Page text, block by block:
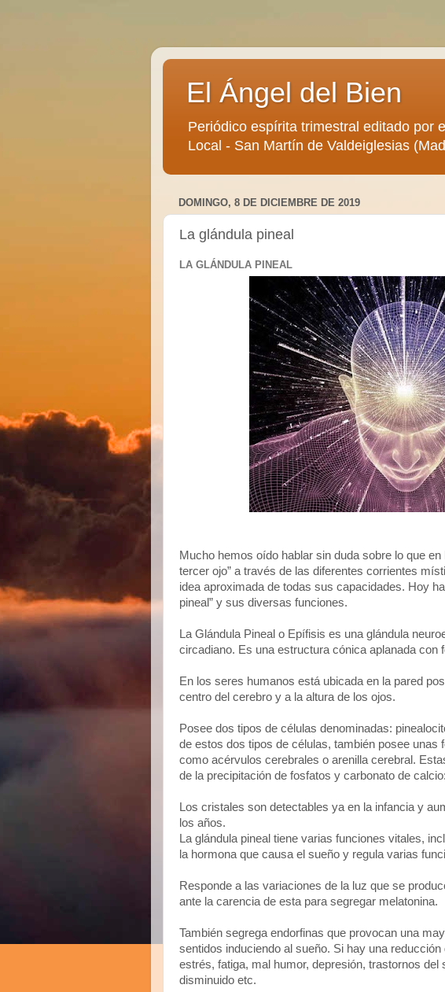
El Ángel del Bien
Periódico espírita trimestral editado por
Local - San Martín de Valdeiglesias
DOMINGO, 8 DE DICIEMBRE DE 2019
La glándula pineal
LA GLÁNDULA PINEAL
Mucho hemos oído hablar sin duda sobre lo que
tercer ojo” a través de las diferentes corrientes
idea aproximada de todas sus capacidades. Hoy
pineal” y sus diversas funciones.
La Glándula Pineal o Epífisis es una glándula
circadiano. Es una estructura cónica aplanada con
En los seres humanos está ubicada en la pared
centro del cerebro y a la altura de los ojos.
Posee dos tipos de células denominadas:
de estos dos tipos de células, también posee unas
como acérvulos cerebrales o arenilla cerebral.
de la precipitación de fosfatos y carbonato de
Los cristales son detectables ya en la infancia y
los años.
La glándula pineal tiene varias funciones vitales,
la hormona que causa el sueño y regula varias
Responde a las variaciones de la luz que se
ante la carencia de esta para segregar melatonina.
También segrega endorfinas que provocan una
sentidos induciendo al sueño. Si hay una
estrés, fatiga, mal humor, depresión, trastornos del
disminuido etc.